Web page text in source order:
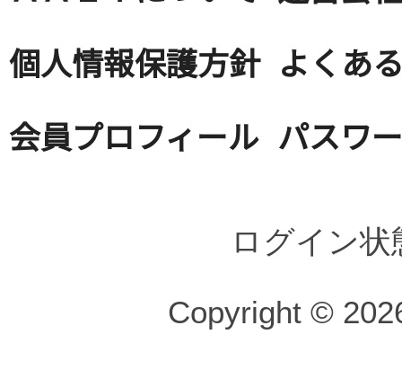
個人情報保護方針 よくあ
会員プロフィール パスワ
ログイン
Copyright ©